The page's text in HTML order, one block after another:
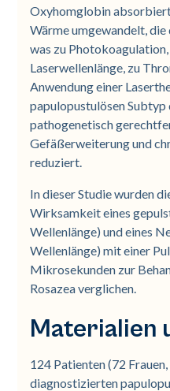
Oxyhomglobin
Wärme umgewandelt,
was zu
Laserwellenlänge, zu
Anwendung einer
papulopustulösen Subtyp
pathogenetisch
Gefäßerweiterung und
reduziert.
In dieser Studie wurden
Wirksamkeit eines
Wellenlänge) und eines
Wellenlänge) mit einer
Mikrosekunden zur
Rosazea verglichen.
Materialien
124 Patienten (72
diagnostizierten